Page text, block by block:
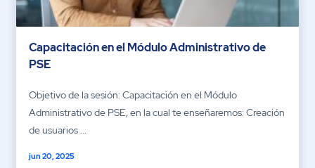
Capacitación en el Módulo Administrativo de
PSE
Objetivo de la sesión: Capacitación en el Módulo
Administrativo de PSE, en la cual te enseñaremos: Creación
de usuarios ...
jun 20, 2025